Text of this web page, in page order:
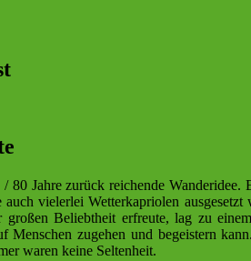
Jahre zurück reichende Wanderidee.
vielerlei Wetterkapriolen ausgesetzt
Beliebtheit erfreute, lag zu
Menschen zugehen und begeistern
waren keine Seltenheit.